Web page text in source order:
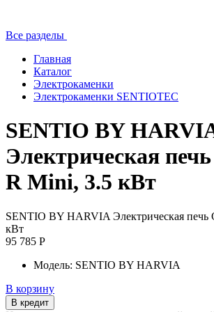
Все разделы
Главная
Каталог
Электрокаменки
Электрокаменки SENTIOTEC
SENTIO BY
Электрическая
R Mini, 3.5 кВт
SENTIO BY HARVIA Электрическая печь
кВт
95 785 Р
Модель: SENTIO BY HARVIA
В корзину
В кредит